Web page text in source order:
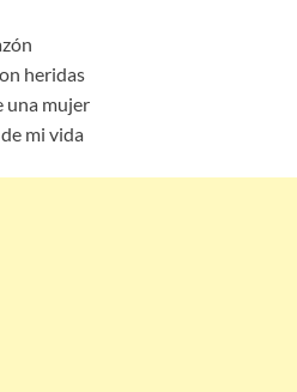
heridas
una mujer
mi vida